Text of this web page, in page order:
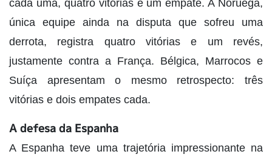
cada uma, quatro vitórias e um empate. A Noruega,
única equipe ainda na disputa que sofreu uma
derrota, registra quatro vitórias e um revés,
justamente contra a França. Bélgica, Marrocos e
Suíça apresentam o mesmo retrospecto: três
vitórias e dois empates cada.
A defesa da Espanha
A Espanha teve uma trajetória impressionante na